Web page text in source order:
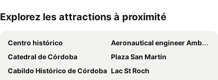
Explorez les attractions à proximité
Centro histórico
Aeronautical engineer Ambrosio LV Taravella International Airport
Catedral de Córdoba
Plaza San Martín
Cabildo Histórico de Córdoba Lac St Roch